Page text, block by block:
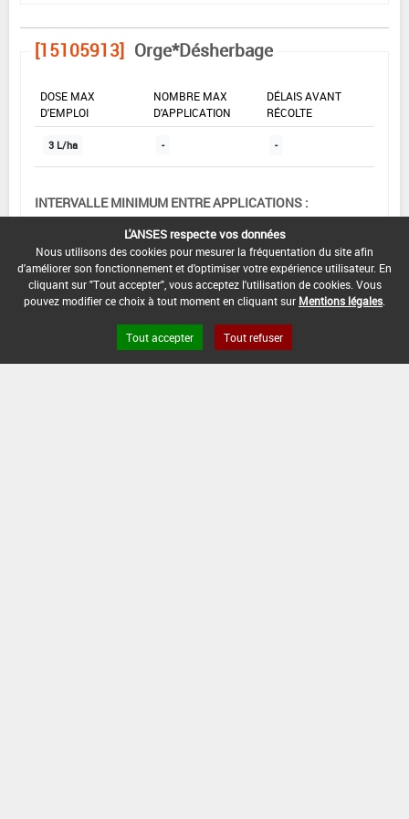
[15105913] Orge*Désherbage
DOSE MAX
D'EMPLOI
NOMBRE MAX
D'APPLICATION
DÉLAIS AVANT
RÉCOLTE
3 L/ha - -
INTERVALLE MINIMUM ENTRE APPLICATIONS :
-
DATE DE RETRAIT DE L'USAGE :
-
DATE DE FIN DE DISTRIBUTION :
DATE DE FIN D'UTILISATION :
L'ANSES respecte vos données
Nous utilisons des cookies pour mesurer la fréquentation du site afin
d'améliorer son fonctionnement et d'optimiser votre expérience utilisateur. En
cliquant sur "Tout accepter", vous acceptez l'utilisation de cookies. Vous
pouvez modifier ce choix à tout moment en cliquant sur Mentions légales
Tout accepter Tout refuser